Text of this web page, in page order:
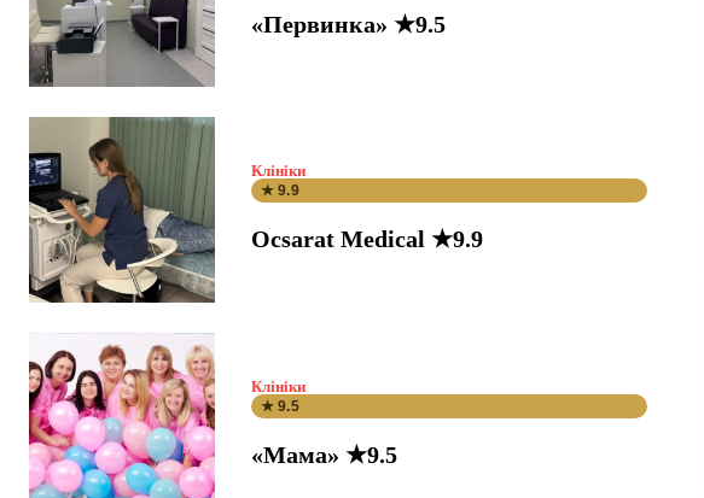
«Первинка» ★9.5
Клініки
★ 9.9
Ocsarat Medical ★9.9
Клініки
★ 9.5
«Мама» ★9.5